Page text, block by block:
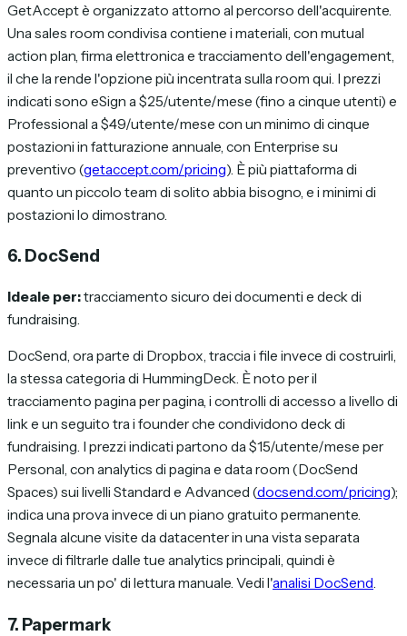
GetAccept è organizzato attorno al percorso dell'acquirente.
Una sales room condivisa contiene i materiali, con mutual
action plan, firma elettronica e tracciamento dell'engagement,
il che la rende l'opzione più incentrata sulla room qui. I prezzi
indicati sono eSign a $25/utente/mese (fino a cinque utenti) e
Professional a $49/utente/mese con un minimo di cinque
postazioni in fatturazione annuale, con Enterprise su
preventivo (getaccept.com/pricing). È più piattaforma di
quanto un piccolo team di solito abbia bisogno, e i minimi di
postazioni lo dimostrano.
6. DocSend
Ideale per:tracciamento sicuro dei documenti e deck di
fundraising.
DocSend, ora parte di Dropbox, traccia i file invece di costruirli,
la stessa categoria di HummingDeck. È noto per il
tracciamento pagina per pagina, i controlli di accesso a livello di
link e un seguito tra i founder che condividono deck di
fundraising. I prezzi indicati partono da $15/utente/mese per
Personal, con analytics di pagina e data room (DocSend
Spaces) sui livelli Standard e Advanced (docsend.com/pricing);
indica una prova invece di un piano gratuito permanente.
Segnala alcune visite da datacenter in una vista separata
invece di filtrarle dalle tue analytics principali, quindi è
necessaria un po' di lettura manuale. Vedi l'analisi DocSend.
7. Papermark